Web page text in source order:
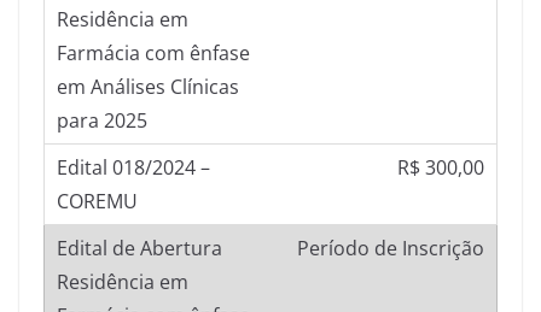
R$ 300,00
Período de Inscrição